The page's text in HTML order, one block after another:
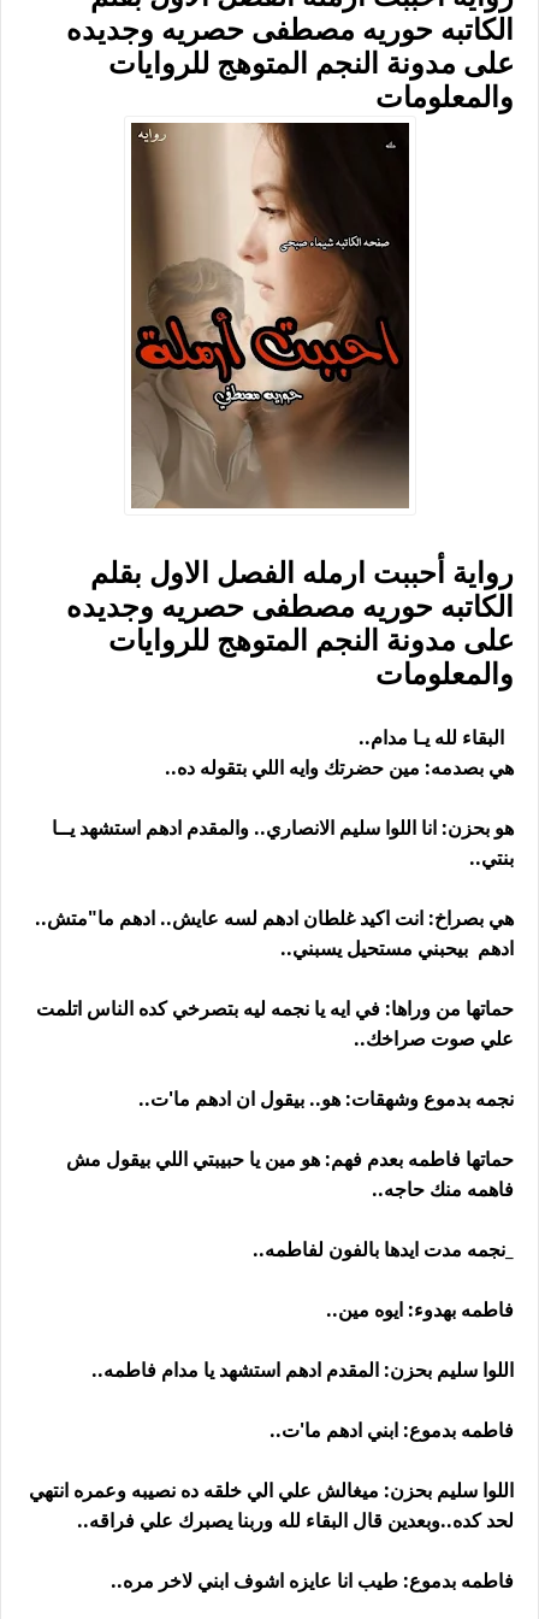
الكاتبه حوريه مصطفى حصريه وجديده
على مدونة النجم المتوهج للروايات
والمعلومات
رواية أحببت ارمله الفصل الاول بقلم
الكاتبه حوريه مصطفى حصريه وجديده
على مدونة النجم المتوهج للروايات
والمعلومات
البقاء لله يـا مدام..
هي بصدمه: مين حضرتك وايه اللي بتقوله ده..
هو بحزن: انا اللوا سليم الانصاري.. والمقدم ادهم استشهد يــا
بنتي..
هي بصراخ: انت اكيد غلطان ادهم لسه عايش.. ادهم ما"متش..
ادهم بيحبني مستحيل يسبني..
حماتها من وراها: في ايه يا نجمه ليه بتصرخي كده الناس اتلمت
علي صوت صراخك..
نجمه بدموع وشهقات: هو.. بيقول ان ادهم ما'ت..
حماتها فاطمه بعدم فهم: هو مين يا حبيبتي اللي بيقول مش
فاهمه منك حاجه..
_نجمه مدت ايدها بالفون لفاطمه..
فاطمه بهدوء: ايوه مين..
اللوا سليم بحزن: المقدم ادهم استشهد يا مدام فاطمه..
فاطمه بدموع: ابني ادهم ما'ت..
اللوا سليم بحزن: ميغالش علي الي خلقه ده نصيبه وعمره انتهي
لحد كده..وبعدين قال البقاء لله وربنا يصبرك علي فراقه..
فاطمه بدموع: طيب انا عايزه اشوف ابني لاخر مره..